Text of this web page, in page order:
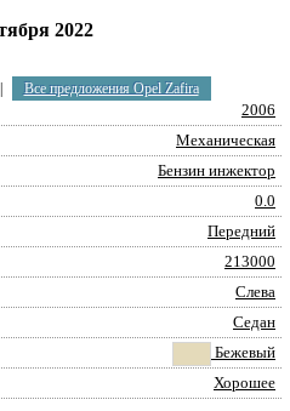
2022
Все предложения Opel Zafira
2006
Механическая
Бензин инжектор
0.0
Передний
213000
Слева
Седан
Бежевый
Хорошее